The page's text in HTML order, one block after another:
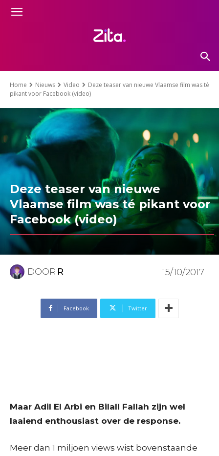
Home Nieuws Video
Deze teaser van nieuwe Vlaamse film was té
pikant voor Facebook (video)
Deze teaser van nieuwe
Vlaamse film was té pikant voor
Facebook (video)
DOOR R 15/10/2017
Facebook Twitter
Maar Adil El Arbi en Bilall Fallah zijn wel
laaiend enthousiast over de response.
Meer dan 1 miljoen views wist bovenstaande